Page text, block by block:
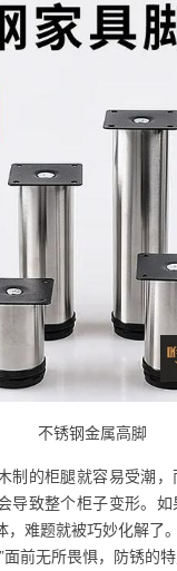
不锈钢金属高脚
的柜腿就容易受潮，
导致整个柜子变形。
难题就被巧妙化解了
面前无所畏惧，防锈的